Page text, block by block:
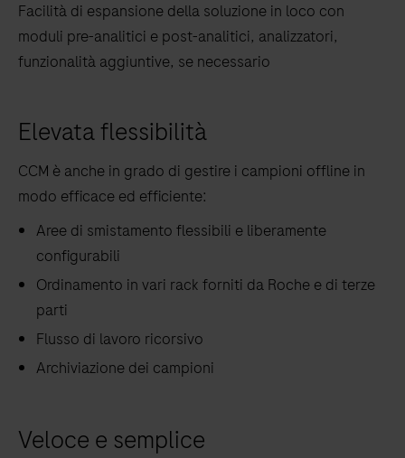
Facilità di espansione della soluzione in loco con
moduli pre-analitici e post-analitici, analizzatori,
funzionalità aggiuntive, se necessario
Elevata flessibilità
CCM è anche in grado di gestire i campioni offline in
modo efficace ed efficiente:
Aree di smistamento flessibili e liberamente
configurabili
Ordinamento in vari rack forniti da Roche e di terze
parti
Flusso di lavoro ricorsivo
Archiviazione dei campioni
Veloce e semplice